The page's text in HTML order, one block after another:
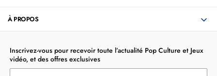
À PROPOS
Inscrivez-vous pour recevoir toute l’actualité Pop Culture et Jeux
vidéo, et des offres exclusives